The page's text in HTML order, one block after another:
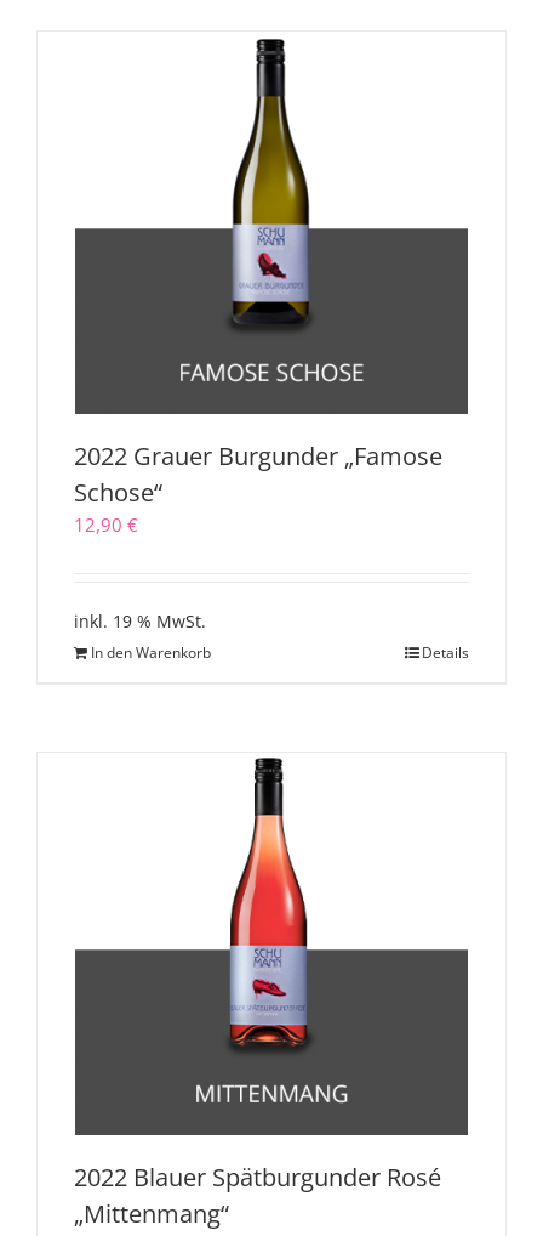
2022 Grauer Burgunder „Famose
Schose“
12,90 €
inkl. 19 % MwSt.
In den Warenkorb Details
2022 Blauer Spätburgunder Rosé
„Mittenmang“